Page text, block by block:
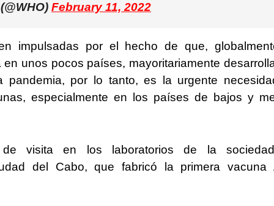
February 11, 2022
impulsadas por el hecho de que,
unos pocos países, mayoritariamente
por lo tanto, es la urgente
especialmente en los países de bajos y
visita en los laboratorios de la
del Cabo, que fabricó la primera vacuna